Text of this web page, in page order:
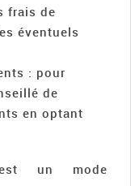
frais de
éventuels
: pour
de
en optant
un mode